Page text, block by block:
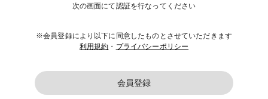
次の画面にて認証を行なってください
※会員登録により以下に同意したものとさせていただきます
利用規約 ・ プライバシーポリシー
会員登録